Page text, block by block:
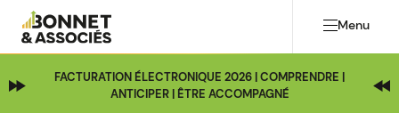
Menu
FACTURATION ÉLECTRONIQUE 2026 | COMPRENDRE |
ANTICIPER | ÊTRE ACCOMPAGNÉ